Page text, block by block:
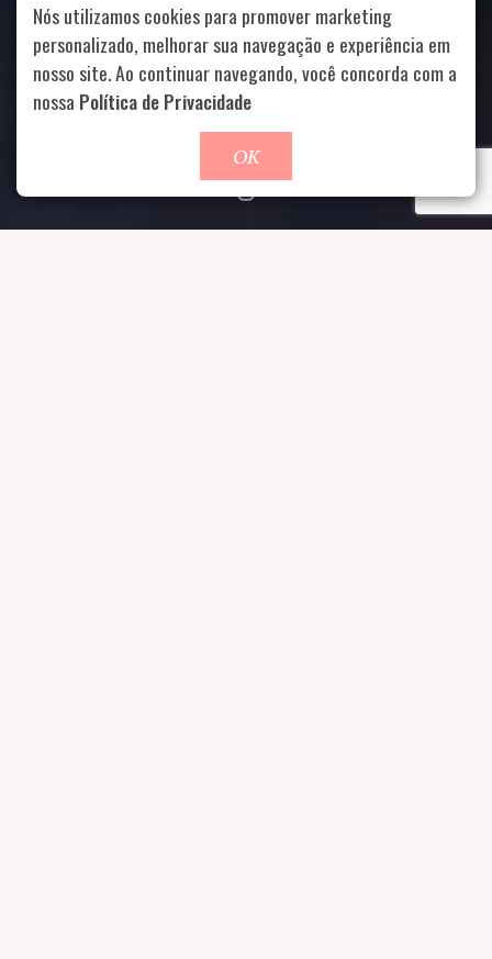
Rua Aurélia, 1714 – Vila Romana, São Paulo – SP | 55 11
99178-5848 | contato@nucleofood.com
Role para continar
Nós utilizamos cookies para promover marketing
personalizado, melhorar sua navegação e experiência em
nosso site. Ao continuar navegando, você concorda com a
nossa Política de Privacidade
OK